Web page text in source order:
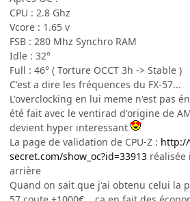
CPU : 2.8 Ghz
Vcore : 1.65 v
FSB : 280 Mhz Synchro RAM
Idle : 32°
Full : 46° ( Torture OCCT 3h -> Stable )
C'est a dire les fréquences du FX-57...
L'overclocking en lui meme n'est pas
été fait avec le ventirad d'origine de
devient hyper interessant
La page de validation de CPU-Z :
secret.com/show_oc?id=33913 réalisée
arrière
Quand on sait que j'ai obtenu celui la